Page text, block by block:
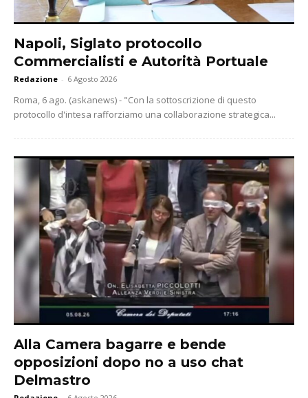
Napoli, Siglato protocollo
Commercialisti e Autorità Portuale
Redazione - 6 Agosto 2026
Roma, 6 ago. (askanews) - "Con la sottoscrizione di questo
protocollo d'intesa rafforziamo una collaborazione strategica...
Alla Camera bagarre e bende
opposizioni dopo no a uso chat
Delmastro